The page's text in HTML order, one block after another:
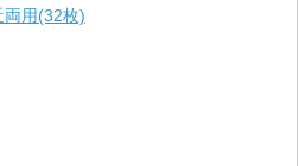
用(32枚)